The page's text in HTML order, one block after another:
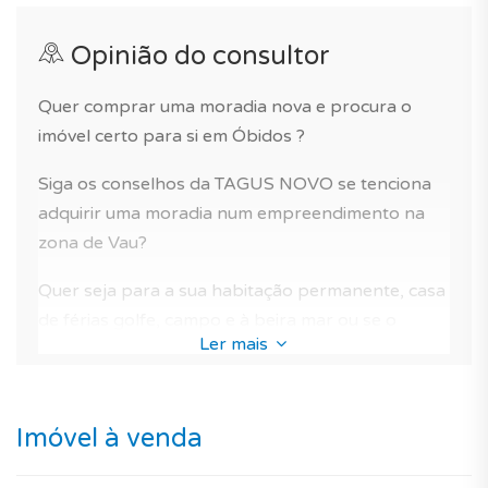
Opinião do consultor
Quer comprar uma moradia nova e procura o
imóvel certo para si em Óbidos ?
Siga os conselhos da TAGUS NOVO se tenciona
adquirir uma moradia num empreendimento na
zona de Vau?
Quer seja para a sua habitação permanente, casa
objectivo for investimento imobiliário em Portugal,
Tanto pela qualidade da construção, como pela
Ler mais
Imóvel à venda